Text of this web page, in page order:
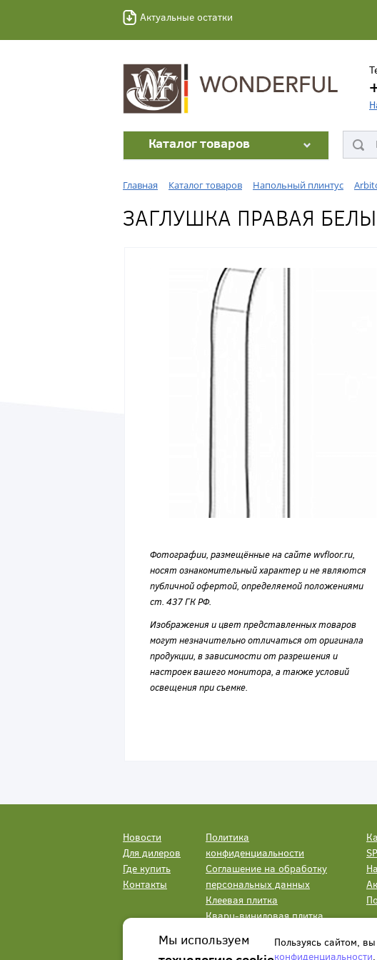
Актуальные остатки
Каталог товаров
Главная Каталог товаров Напольный плинтус
ЗАГЛУШКА ПРАВАЯ
Фотографии, размещённые на сайте wvfloor.ru,
носят ознакомительный характер и не являются
публичной офертой, определяемой положениями
ст. 437 ГК РФ.
Изображения и цвет представленных товаров
могут незначительно отличаться от оригинала
продукции, в зависимости от разрешения и
настроек вашего монитора, а также условий
освещения при съемке.
Новости
Для дилеров
Где купить
Контакты
Политика
конфиденциальности
Соглашение на обработку
персональных данных
Клеевая плитка
Кварц-виниловая плитка
Мы используем
Пользуясь сайтом,
конфиденциальности